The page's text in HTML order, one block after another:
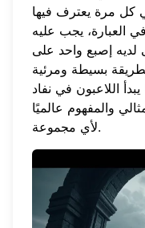
كل مرة يعترف فيها
العبارة، يجب عليه
إصبع واحد على
بسيطة ومرئية
اللاعبون في نفاد
والمفهوم عالميًا
لأي مجموعة.